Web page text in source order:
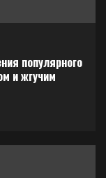
популярного
и жгучим